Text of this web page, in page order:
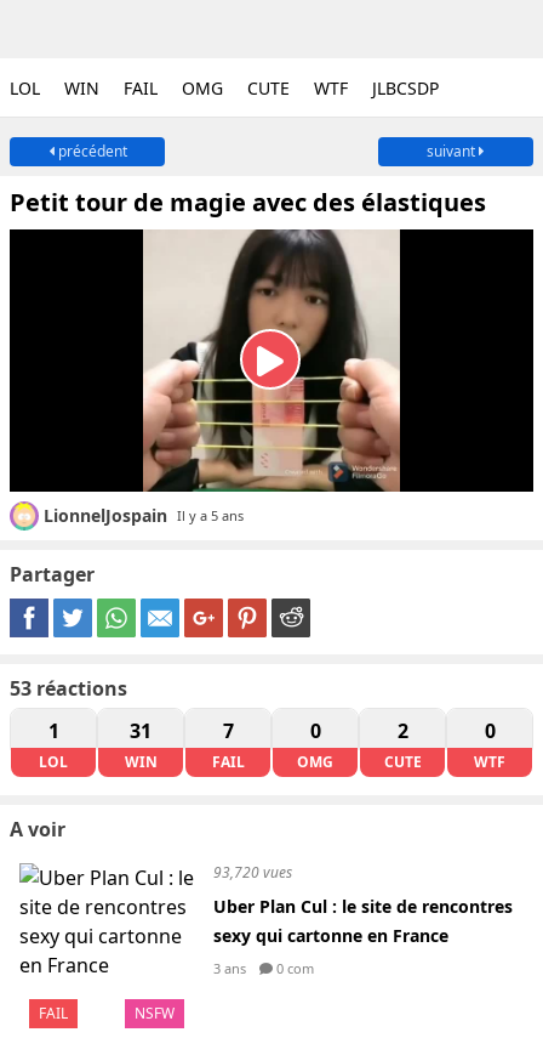
LOL WIN FAIL OMG CUTE WTF JLBCSDP
précédent suivant
Petit tour de magie avec des élastiques
LionnelJospain Il y a 5 ans
Partager
53 réactions
1
LOL
31
WIN
7
FAIL
0
OMG
2
CUTE
0
WTF
A voir
FAIL NSFW
93,720 vues
Uber Plan Cul : le site de rencontres
sexy qui cartonne en France
3 ans 0 com